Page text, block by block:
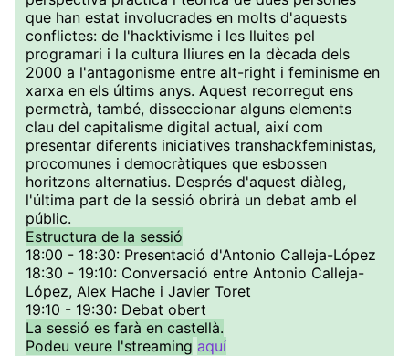
que han estat involucrades en molts d'aquests
conflictes: de l'hacktivisme i les lluites pel
programari i la cultura lliures en la dècada dels
2000 a l'antagonisme entre alt-right i feminisme en
xarxa en els últims anys. Aquest recorregut ens
permetrà, també, disseccionar alguns elements
clau del capitalisme digital actual, així com
presentar diferents iniciatives transhackfeministas,
procomunes i democràtiques que esbossen
horitzons alternatius. Després d'aquest diàleg,
l'última part de la sessió obrirà un debat amb el
públic.
Estructura de la sessió
18:00 - 18:30: Presentació d'Antonio Calleja-López
18:30 - 19:10: Conversació entre Antonio Calleja-
López, Alex Hache i Javier Toret
19:10 - 19:30: Debat obert
La sessió es farà en castellà.
Podeu veure l'streaming aquí